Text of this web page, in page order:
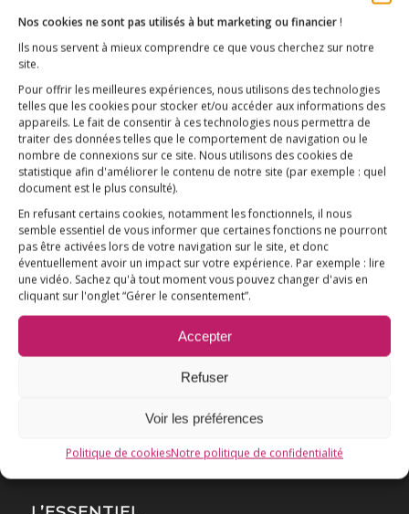
Nos cookies ne sont pas utilisés à but marketing ou financier !
Ils nous servent à mieux comprendre ce que vous cherchez sur notre
site.
Pour offrir les meilleures expériences, nous utilisons des technologies
telles que les cookies pour stocker et/ou accéder aux informations des
appareils. Le fait de consentir à ces technologies nous permettra de
traiter des données telles que le comportement de navigation ou le
nombre de connexions sur ce site. Nous utilisons des cookies de
statistique afin d'améliorer le contenu de notre site (par exemple : quel
document est le plus consulté).
En refusant certains cookies, notamment les fonctionnels, il nous
semble essentiel de vous informer que certaines fonctions ne pourront
pas être activées lors de votre navigation sur le site, et donc
éventuellement avoir un impact sur votre expérience. Par exemple : lire
une vidéo. Sachez qu'à tout moment vous pouvez changer d'avis en
cliquant sur l'onglet “Gérer le consentement”.
Accepter
Refuser
Voir les préférences
Politique de cookiesNotre politique de confidentialité
Association E3M